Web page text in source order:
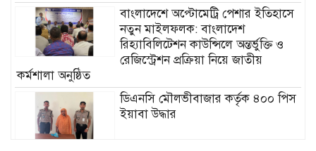
বাংলাদেশে অপ্টোমেট্রি পেশার ইতিহাসে
নতুন মাইলফলক: বাংলাদেশ
রিহ্যাবিলিটেশন কাউন্সিলে অন্তর্ভুক্তি ও
রেজিস্ট্রেশন প্রক্রিয়া নিয়ে জাতীয়
কর্মশালা অনুষ্ঠিত
ডিএনসি মৌলভীবাজার কর্তৃক ৪০০ পিস
ইয়াবা উদ্ধার